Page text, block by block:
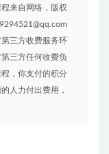
来自网络，版权
三方收费服务环
三方任何收费负
，你支付的积分
人力付出费用，